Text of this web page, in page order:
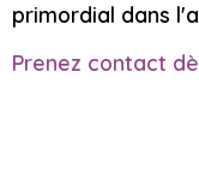
primordial dans
Prenez contact